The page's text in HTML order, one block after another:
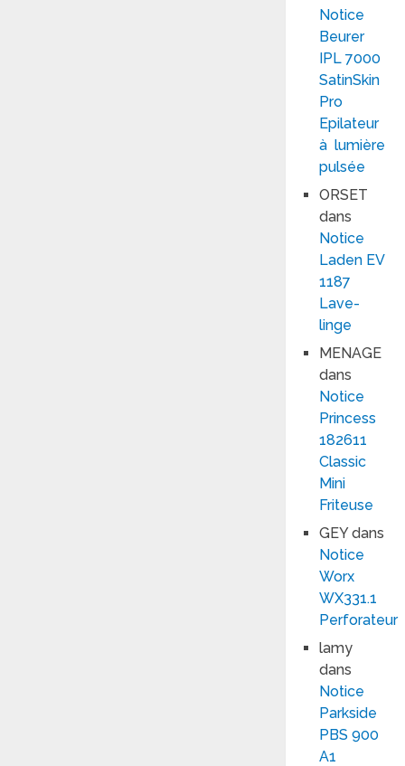
Notice
Beurer
IPL 7000
SatinSkin
Pro
Epilateur
à lumière
pulsée
ORSET
dans
Notice
Laden EV
1187
Lave-
linge
MENAGE
dans
Notice
Princess
182611
Classic
Mini
Friteuse
GEYdans
Notice
Worx
WX331.1
Perforateur
lamy
dans
Notice
Parkside
PBS 900
A1